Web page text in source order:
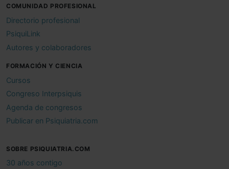
COMUNIDAD PROFESIONAL
Directorio profesional
PsiquiLink
Autores y colaboradores
FORMACIÓN Y CIENCIA
Cursos
Congreso Interpsiquis
Agenda de congresos
Publicar en Psiquiatria.com
SOBRE PSIQUIATRIA.COM
30 años contigo